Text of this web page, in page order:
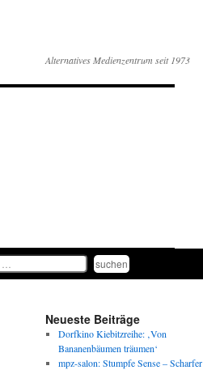
Alternatives Medienzentrum seit 1973
Neueste Beiträge
Dorfkino Kiebitzreihe: ‚Von
Bananenbäumen träumen‘
mpz-salon: Stumpfe Sense – Scharfer